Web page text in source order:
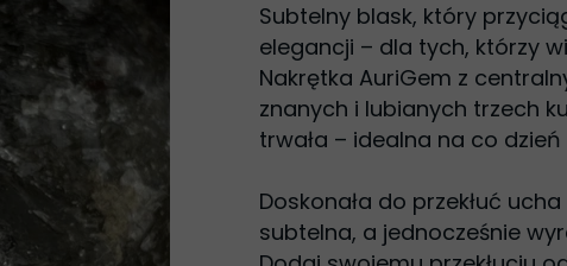
Subtelny blask, który
elegancji – dla tych, którzy
Nakrętka AuriGem z
znanych i lubianych trzech
trwała – idealna na co
Doskonała do przekłuć
subtelna, a jednocześnie